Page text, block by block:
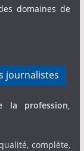
domaines de
journalistes
la profession,
complète,